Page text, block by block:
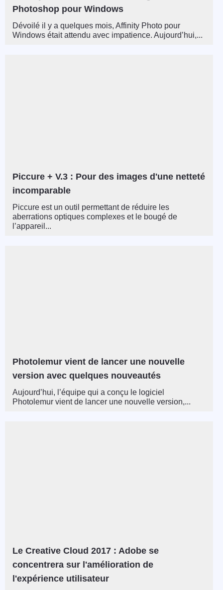
Photoshop pour Windows
Dévoilé il y a quelques mois, Affinity Photo pour
Windows était attendu avec impatience. Aujourd’hui,...
Piccure + V.3 : Pour des images d'une netteté
incomparable
Piccure est un outil permettant de réduire les
aberrations optiques complexes et le bougé de
l’appareil...
Photolemur vient de lancer une nouvelle
version avec quelques nouveautés
Aujourd’hui, l’équipe qui a conçu le logiciel
Photolemur vient de lancer une nouvelle version,...
Le Creative Cloud 2017 : Adobe se
concentrera sur l'amélioration de
l'expérience utilisateur